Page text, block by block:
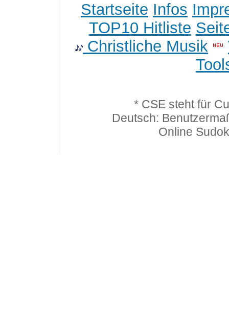
Startseite Infos
TOP10 Hitliste
Christliche Musik
* CSE steht für
Deutsch:
Online